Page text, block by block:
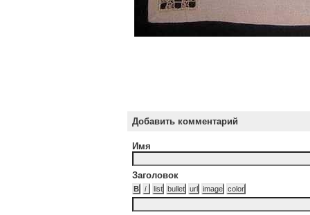
Добавить комментарий
Имя
Заголовок